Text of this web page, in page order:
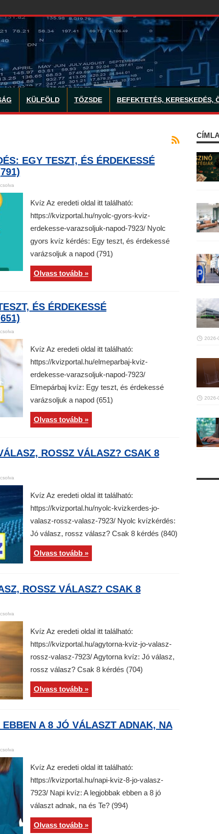
KÜLFÖLD TŐZSDE BEFEKTETÉS, KERESKEDÉS,
EGY TESZT, ÉS ÉRDEKESSÉ
Kvíz Az eredeti oldal itt található:
https://kvizportal.hu/nyolc-gyors-kviz-
erdekesse-varazsoljuk-napod-7923/ Nyolc
gyors kvíz kérdés: Egy teszt, és érdekessé
varázsoljuk a napod (791)
Olvass tovább »
ÉS ÉRDEKESSÉ
Kvíz Az eredeti oldal itt található:
https://kvizportal.hu/elmeparbaj-kviz-
erdekesse-varazsoljuk-napod-7923/
Elmepárbaj kvíz: Egy teszt, és érdekessé
varázsoljuk a napod (651)
Olvass tovább »
ROSSZ VÁLASZ? CSAK 8
Kvíz Az eredeti oldal itt található:
https://kvizportal.hu/nyolc-kvizkerdes-jo-
valasz-rossz-valasz-7923/ Nyolc kvízkérdés:
Jó válasz, rossz válasz? Csak 8 kérdés (840)
Olvass tovább »
ROSSZ VÁLASZ? CSAK 8
Kvíz Az eredeti oldal itt található:
https://kvizportal.hu/agytorna-kviz-jo-valasz-
rossz-valasz-7923/ Agytorna kvíz: Jó válasz,
rossz válasz? Csak 8 kérdés (704)
Olvass tovább »
A 8 JÓ VÁLASZT ADNAK, NA
Kvíz Az eredeti oldal itt található:
https://kvizportal.hu/napi-kviz-8-jo-valasz-
7923/ Napi kvíz: A legjobbak ebben a 8 jó
választ adnak, na és Te? (994)
Olvass tovább »
2026-
2026-